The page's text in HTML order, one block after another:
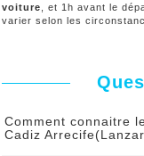
voiture , et 1h avant le
varier selon les
Comment connaitre
Cadiz